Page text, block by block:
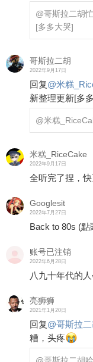
@哥斯拉二胡
[多多大哭]
哥斯拉二胡
2022年9月17日
回复@米糕
新整理更新[多
@米糕
米糕_RiceCake
2022年9月17日
全听完了捏，快
Googlesit
2022年7月27日
Back to 80s (點
账号已注销
2022年6月28日
八九十年代的
亮狮狮
2021年1月20日
回复@哥斯拉二
糟，头疼
@哥斯拉二胡